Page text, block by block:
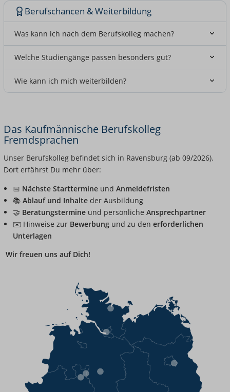
Berufschancen & Weiterbildung
Was kann ich nach dem Berufskolleg machen?
Welche Studiengänge passen besonders gut?
Wie kann ich mich weiterbilden?
Das Kaufmännische Berufskolleg
Fremdsprachen
Unser Berufskolleg befindet sich in Ravensburg (ab 09/2026).
Dort erfährst Du mehr über:
📅 Nächste Starttermine undAnmeldefristen
📚Ablauf und Inhalte der Ausbildung
🤝 Beratungstermine und persönlicheAnsprechpartner
✉️ Hinweise zur Bewerbung und zu denerforderlichen
Unterlagen
Wir freuen uns auf Dich!